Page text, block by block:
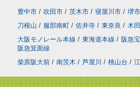
豊中市 / 吹田市 / 茨木市 / 寝屋川市 / 堺
刀根山 / 服部南町 / 佐井寺 / 東奈良 / 木
大阪モノレール本線 / 東海道本線 / 阪急
阪急箕面線
柴原阪大前 / 南茨木 / 芦屋川 / 桃山台 /